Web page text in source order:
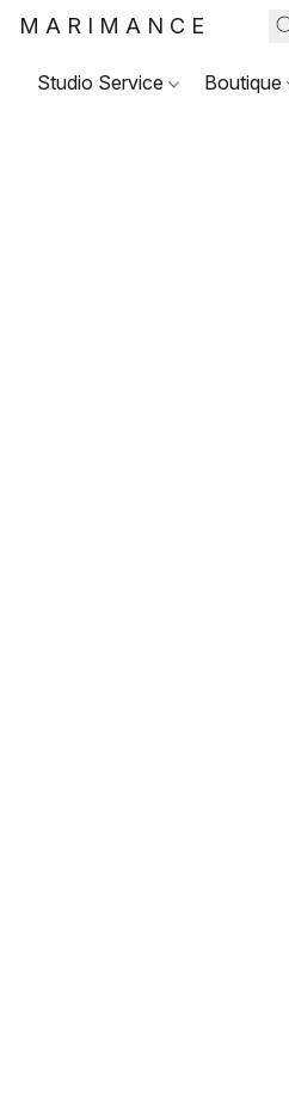
MARIMANCE
Studio Service Boutique